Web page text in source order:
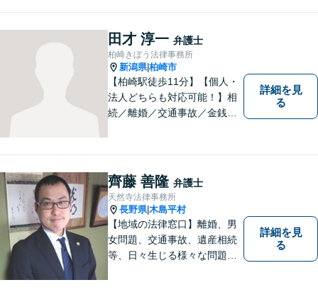
田才 淳一 弁護士
柏崎きぼう法律事務所
新潟県|柏崎市
【柏崎駅徒歩11分】【個人・
法人どちらも対応可能！】相
続／離婚／交通事故／金銭ト
解決方法をわかりやすく説明
し、元の生活に戻っていただ
けるよう尽力します。【地域
の皆様のお力になりたい】
詳細を見
る
齊藤 善隆 弁護士
天然寺法律事務所
長野県|木島平村
【地域の法律窓口】離婚、男
女問題、交通事故、遺産相続
等、日々生じる様々な問題に
詳細を見
る